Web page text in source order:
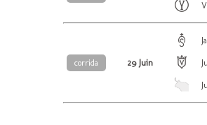
corrida 29 Juin